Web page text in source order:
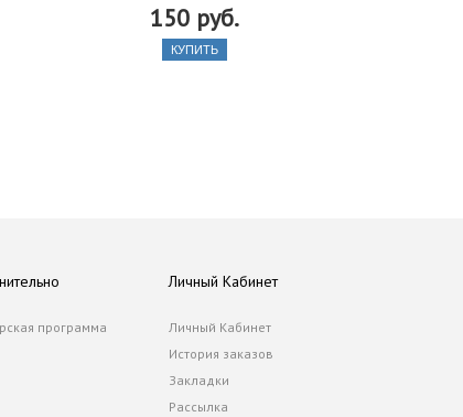
150 руб.
КУПИТЬ
программа
Личный Кабинет
Личный Кабинет
История заказов
Закладки
Рассылка